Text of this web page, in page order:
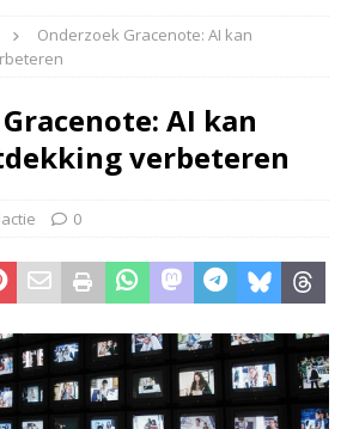
Onderzoek Gracenote: AI kan
AI kan
verbeteren
0